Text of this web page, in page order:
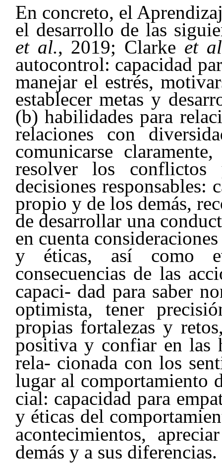
En concreto, el
el desarrollo de las
et al., 2019; Clarke et
autocontrol: capacidad
manejar el estrés,
establecer metas y
(b) habilidades para
relaciones con
comunicarse
resolver los
decisiones responsables:
propio y de los demás,
de desarrollar una
en cuenta
y éticas, así como
consecuencias de las
capaci- dad para saber
optimista, tener
propias fortalezas y
positiva y confiar en las
rela- cionada con los
lugar al comportamiento
cial: capacidad para
y éticas del
acontecimientos,
demás y a sus diferencias.